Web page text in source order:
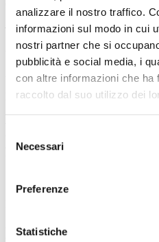
analizzare il nostro traffico.
informazioni sul modo in cui
nostri partner che si
pubblicità e social media, i
con altre informazioni che ha
raccolto dal suo utilizzo dei
delNecessari
Preferenze
Statistiche
che include:
– 2 sedute di Natural B
-5 sedute di Biorivitalizzazione
Al costo di 1299€ o 111,58€ al
Da effettuare entro 6 mesi
medica e valutazione diagnostica.
sarà rimborsato. La verifica
Prodotti correlati